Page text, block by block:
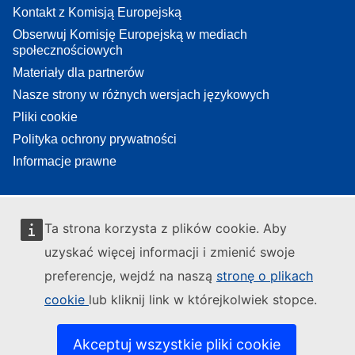
Ta strona korzysta z plików cookie. Aby
uzyskać więcej informacji i zmienić swoje
preferencje, wejdź na naszą stronę o plikach
cookie lub kliknij link w którejkolwiek stopce.
Akceptuj wszystkie pliki cookie
Kontakt z Komisją Europejską
Obserwuj Komisję Europejską w mediach
społecznościowych
Materiały dla partnerów
Nasze strony w różnych wersjach językowych
Pliki cookie
Polityka ochrony prywatności
Informacje prawne